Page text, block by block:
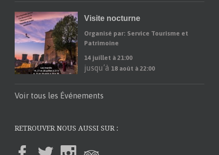
Visite nocturne
Organisé par: Service Tourisme et
Patrimoine
14 juillet à 21:00
jusqu’à 18 août à 22:00
Voir tous les Événements
RETROUVER NOUS AUSSI SUR :